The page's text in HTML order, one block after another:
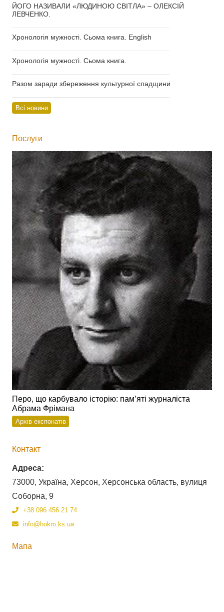
ЙОГО НАЗИВАЛИ «ЛЮДИНОЮ СВІТЛА» – ОЛЕКСІЙ
ЛЕВЧЕНКО.
Хронологія мужності. Сьома книга. English
Хронологія мужності. Сьома книга.
Разом заради збереження культурної спадщини
Всі новини
Послуги
Перо, що карбувало історію: пам’яті журналіста
Абрама Фрімана
Архів експонатів
Контакт
Адреса:
73000, Україна, Херсон, Херсонська область, вулиця
Соборна, 9
+38 096 456 21 74
info@hokm.ks.ua
Мапа